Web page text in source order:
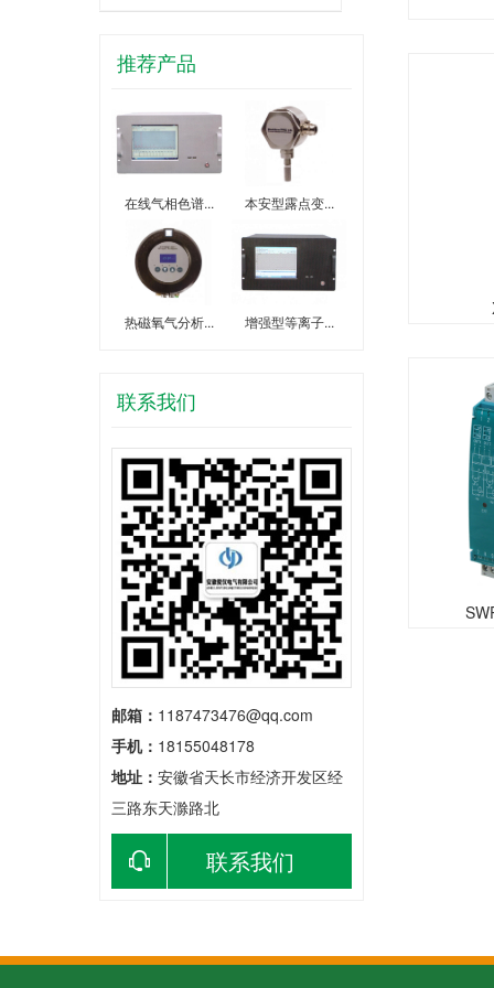
推荐产品
在线气相色谱... 本安型露点变...
热磁氧气分析... 增强型等离子...
联系我们
邮箱： 1187473476@qq.com
手机： 18155048178
地址： 安徽省天长市经济开发区经
三路东天滁路北
联系我们